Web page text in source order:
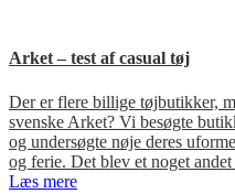
Arket – test af casual tøj
Der er flere billige tøjbutikker,
svenske Arket? Vi besøgte
og undersøgte nøje deres
og ferie. Det blev et noget andet
Læs mere